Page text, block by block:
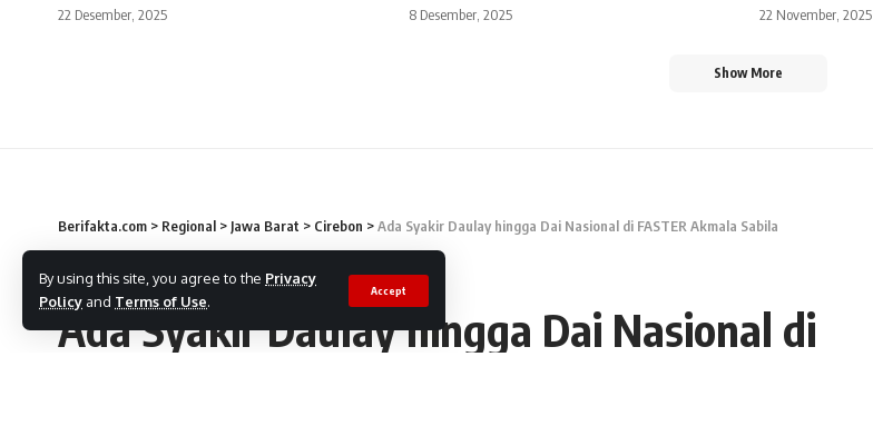
By using this site, you agree to the Privacy
Policy and Terms of Use.
Accept
22 Desember, 2025 8 Desember, 2025 22 November, 2025
Show More
Berifakta.com > Regional > Jawa Barat > Cirebon >Ada Syakir Daulay hingga Dai Nasional di FASTER Akmala Sabila
CIREBON
Ada Syakir Daulay hingga Dai Nasional di